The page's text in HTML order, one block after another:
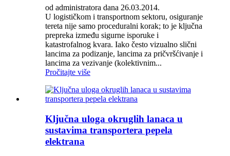
od administratora dana 26.03.2014.
U logističkom i transportnom sektoru, osiguranje
tereta nije samo proceduralni korak; to je ključna
prepreka između sigurne isporuke i
katastrofalnog kvara. Iako često vizualno slični
lancima za podizanje, lancima za pričvršćivanje i
lancima za vezivanje (kolektivnim...
Pročitajte više
Ključna uloga okruglih lanaca u
sustavima transportera pepela
elektrana